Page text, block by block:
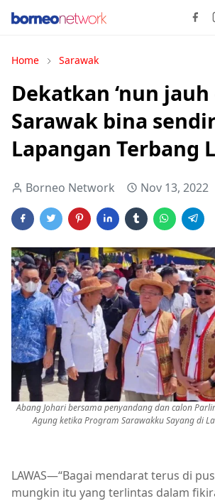
Home Sarawak
Dekatkan ‘nun jauh
Sarawak bina
Lapangan Terbang
Borneo Network Nov 13, 2022
Abang Johari bersama penyandang dan calon
Agung ketika Program Sarawakku Sayang di
LAWAS—“Bagai mendarat terus di
mungkin itu yang terlintas dalam